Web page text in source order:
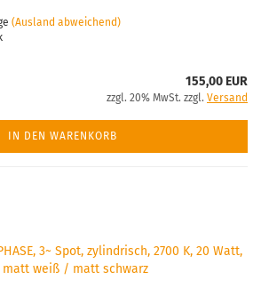
(Ausland abweichend)
155,00 EUR
zzgl. 20% MwSt. zzgl. Versand
IN DEN WARENKORB